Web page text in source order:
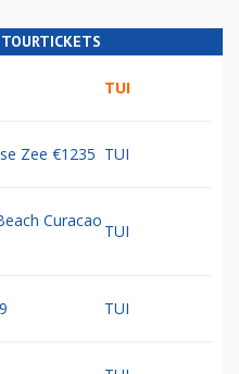
TUI
Zee €1235 TUI
Curacao
TUI
TUI